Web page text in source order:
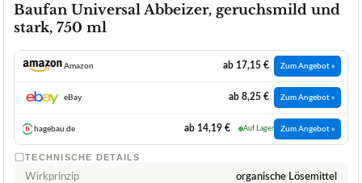
Baufan Universal Abbeizer, geruchsmild und
stark, 750 ml
Amazon ab 17,15 € Zum Angebot »
eBay ab 8,25 € Zum Angebot »
hagebau.de ab 14,19 € Auf Lager Zum Angebot »
TECHNISCHE DETAILS
Wirkprinzip organische Lösemittel